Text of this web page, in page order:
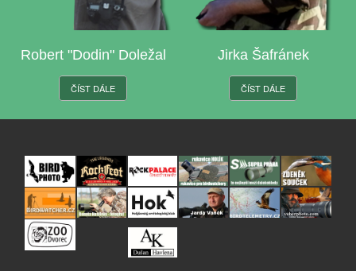
Robert "Dodin" Doležal
ČÍST DÁLE
Jirka Šafránek
ČÍST DÁLE